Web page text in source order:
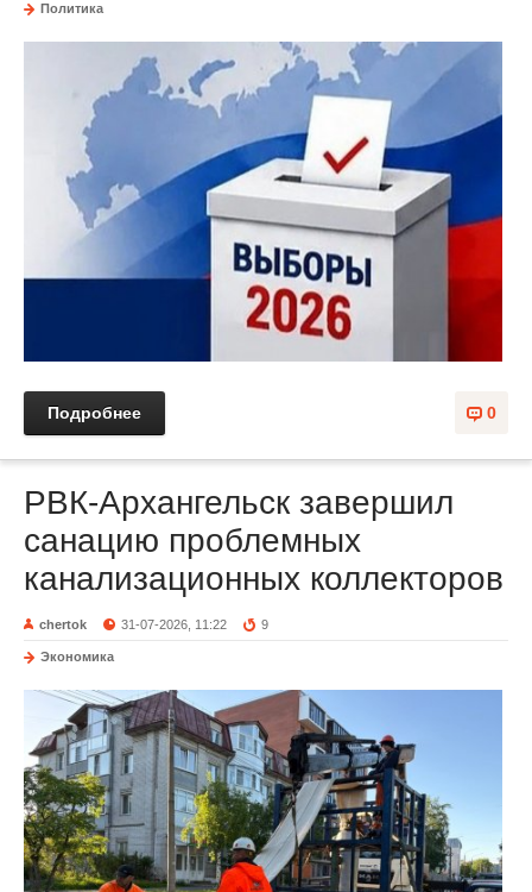
Политика
0
Подробнее
РВК-Архангельск завершил
санацию проблемных
канализационных коллекторов
chertok 31-07-2026, 11:22 9
Экономика